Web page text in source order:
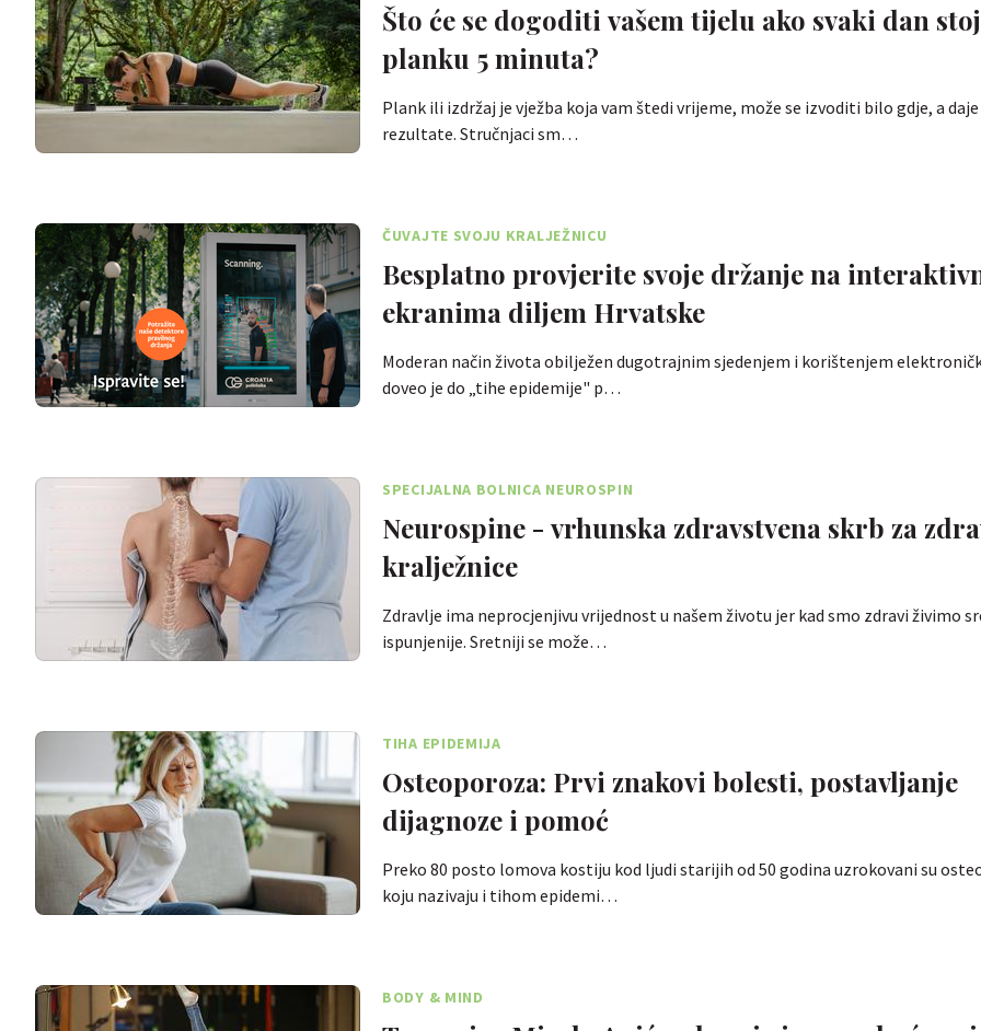
Što će se dogoditi vašem tijelu ako svaki dan
planku 5 minuta?
Plank ili izdržaj je vježba koja vam štedi vrijeme, može se izvoditi bilo gdje, a
rezultate. Stručnjaci sm…
ČUVAJTE SVOJU KRALJEŽNICU
Besplatno provjerite svoje držanje na
ekranima diljem Hrvatske
Moderan način života obilježen dugotrajnim sjedenjem i korištenjem
doveo je do „tihe epidemije" p…
SPECIJALNA BOLNICA NEUROSPIN
Neurospine - vrhunska zdravstvena skrb za
kralježnice
Zdravlje ima neprocjenjivu vrijednost u našem životu jer kad smo zdravi živimo
ispunjenije. Sretniji se može…
TIHA EPIDEMIJA
Osteoporoza: Prvi znakovi bolesti, postavljanje
dijagnoze i pomoć
Preko 80 posto lomova kostiju kod ljudi starijih od 50 godina uzrokovani su
koju nazivaju i tihom epidemi…
BODY & MIND